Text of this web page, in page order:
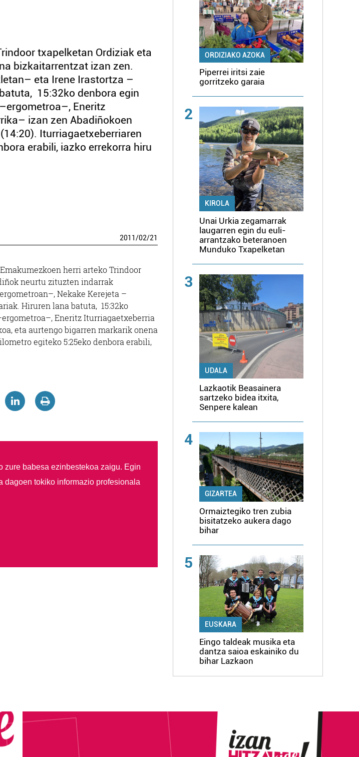
txapelketan Ordiziak eta
bizkaitarrentzat izan zen.
eta Irene Irastortza –
15:32ko denbora egin
Eneritz
izan zen Abadiñokoen
Iturriagaetxeberriaren
erabili, iazko errekorra hiru
2011/02/21
herri arteko Trindoor
neurtu zituzten indarrak
Nekake Kerejeta –
Hiruren lana batuta, 15:32ko
Eneritz Iturriagaetxeberria
eta aurtengo bigarren markarik onena
egiteko 5:25eko denbora erabili,
zure babesa ezinbestekoa zaigu. Egin
dagoen tokiko informazio profesionala
ORDIZIAKO AZOKA
Piperrei iritsi zaie
gorritzeko garaia
2
KIROLA
Unai Urkia zegamarrak
laugarren egin du euli-
arrantzako beteranoen
Munduko Txapelketan
3
UDALA
Lazkaotik Beasainera
sartzeko bidea itxita,
Senpere kalean
4
GIZARTEA
Ormaiztegiko tren zubia
bisitatzeko aukera dago
bihar
5
EUSKARA
Eingo taldeak musika eta
dantza saioa eskainiko du
bihar Lazkaon